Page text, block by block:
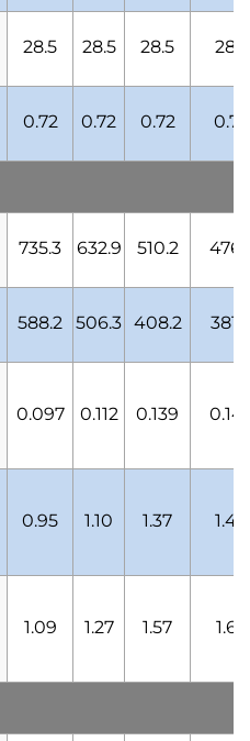
28.5 28.5 28.5 28.5
0.72 0.72 0.72 0.72
735.3 632.9 510.2
588.2 506.3 408.2
0.097 0.112 0.139
0.95 1.10 1.37 1.46
1.09 1.27 1.57 1.69